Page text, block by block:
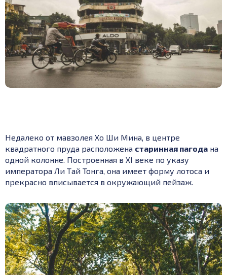
Недалеко от мавзолея Хо Ши Мина, в центре
квадратного пруда расположена старинная пагода на
одной колонне. Построенная в XI веке по указу
императора Ли Тай Тонга, она имеет форму лотоса и
прекрасно вписывается в окружающий пейзаж.